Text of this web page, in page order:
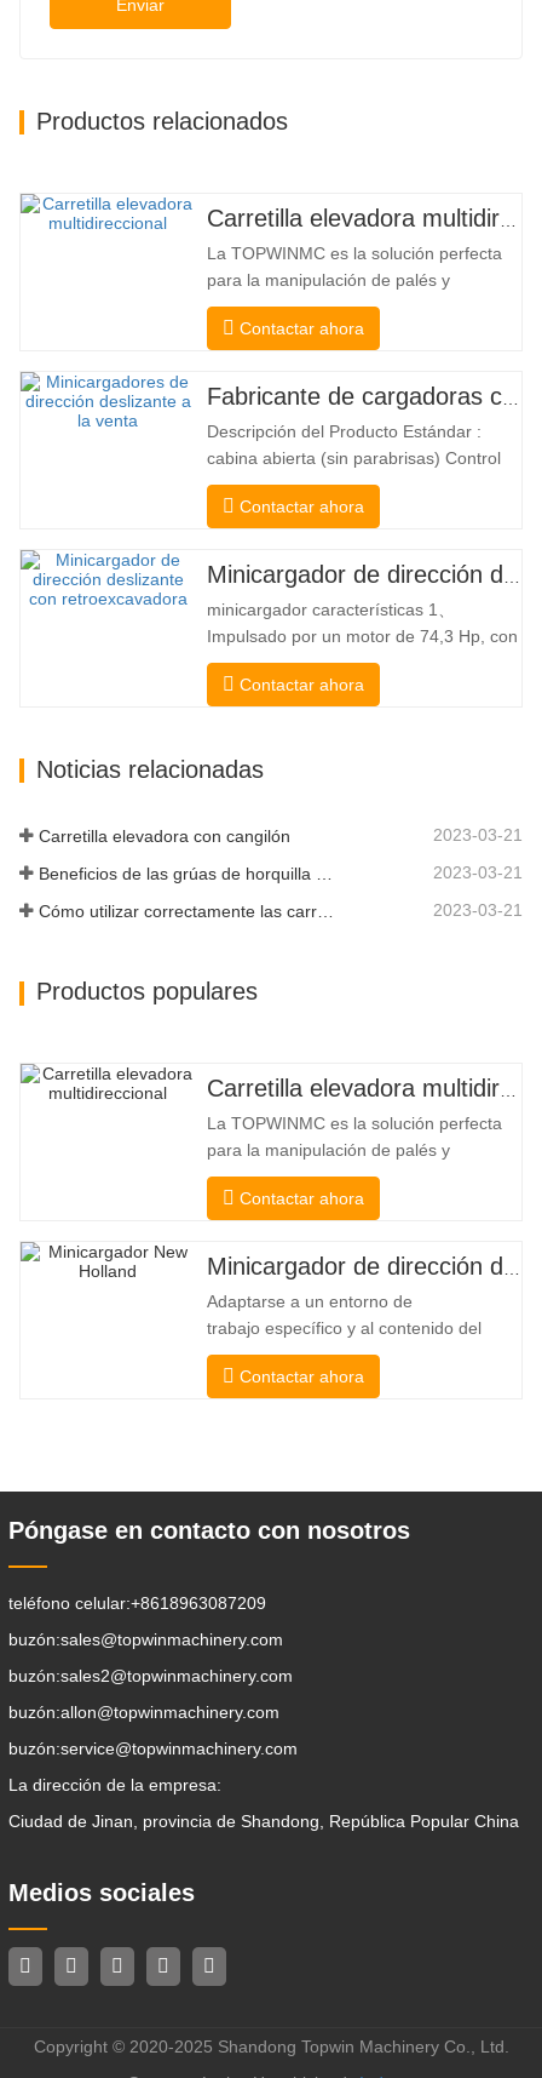
Enviar
Productos relacionados
La TOPWINMC es la solución perfecta
para la manipulación de palés y
mercancías largas. Una auténtica
carretilla elevadora dos en uno que
elevadora y una de carga lateral. Su
silencioso y ecológico motor eléctrico y
la innovadora dirección HX de 360°
permiten…
Contactar ahora
Descripción del Producto Estándar :
cabina abierta (sin parabrisas) Control
Mecánico Acoplador y enganche rápido
tipo Bobcat Bomba hidráulica
Motor Válvula multifuncional de Italia
Sistema de nivelación automática Freno
hidráulico Cucharón estándar El
cargador…
Contactar ahora
minicargador características 1、
Impulsado por un motor de 74,3 Hp, con
una fuerza de arranque del cucharón
excepcional de 3350 kg y una capacidad
nuevo nivel. El nuevo modelo de flujo
Contactar ahora
Noticias relacionadas
Carretilla elevadora con cangilón 2023-03-21
2023-03-21
Cómo utilizar correctamente las carretillas elevadoras eléctricas 2023-03-21
Productos populares
Carretilla elevadora multidireccional de carrocería ancha de 3,5 a 5 toneladas
La TOPWINMC es la solución perfecta
para la manipulación de palés y
mercancías largas. Una auténtica
carretilla elevadora dos en uno que
elevadora y una de carga lateral. Su
silencioso y ecológico motor eléctrico y
la innovadora dirección HX de 360°
permiten
Contactar ahora
Minicargador de dirección deslizante barato
Adaptarse a un entorno de
trabajo específico y al contenido del
trabajo De esta manera, se puede llevar
a cabo la pala, el apilamiento, la
zanjas, la limpieza de avenidas . Un
Contactar ahora
Póngase en contacto con nosotros
teléfono celular:+8618963087209
buzón:sales@topwinmachinery.com
buzón:sales2@topwinmachinery.com
buzón:allon@topwinmachinery.com
buzón:service@topwinmachinery.com
La dirección de la empresa:
Ciudad de Jinan, provincia de Shandong, República Popular China
Medios sociales
Copyright © 2020-2025 Shandong Topwin Machinery Co., Ltd.